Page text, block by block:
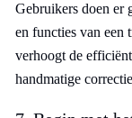
Gebruikers doen er
en functies van een
verhoogt de
handmatige